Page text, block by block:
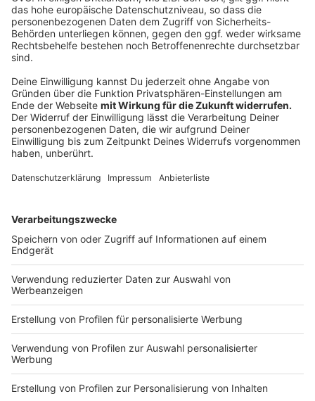
DRK-Ortsverein Raesfeld e.V.
Weseler Straße 5
Reken
DRK-Ortsverein Reken e.V.
Overbergstraße 11
Rhede
Kettelerstraße11
Stadtlohn
Stadthalle Stadtlohn
Dufkampstraße 44
Südlohn-Oeding
Jakobihalle Oeding
Pfarrer-Becker-Straße 11